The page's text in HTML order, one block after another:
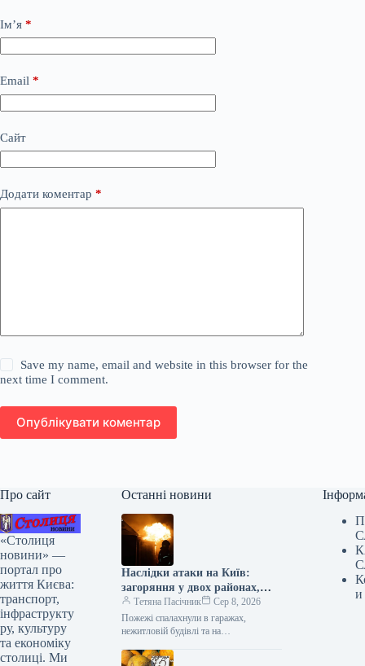
Ім’я *
Email *
Сайт
Додати коментар *
Save my name, email and website in this browser for the
next time I comment.
Опублікувати коментар
Про сайт
«Столиця
новини» —
портал про
життя Києва:
транспорт,
інфраструкту
ру, культуру
та економіку
столиці. Ми
Останні новини
Наслідки атаки на Київ:
загоряння у двох районах,
одна людина загинула, є
постраждалі (оновлено)
Тетяна Пасічник
Сер 8, 2026
Пожежі спалахнули в гаражах,
нежитловій будівлі та на
російського нападу на Київ у ніч на 8
и